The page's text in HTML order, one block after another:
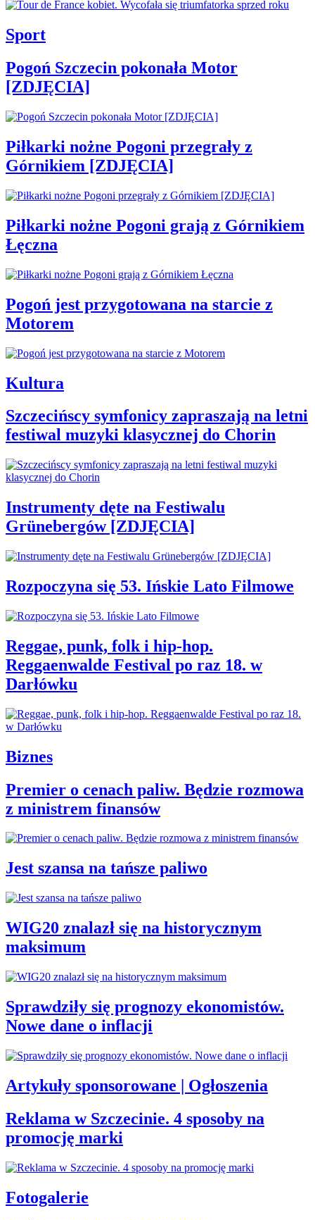
Sport
Pogoń Szczecin pokonała Motor
[ZDJĘCIA]
Piłkarki nożne Pogoni przegrały z
Górnikiem [ZDJĘCIA]
Piłkarki nożne Pogoni grają z Górnikiem
Łęczna
Pogoń jest przygotowana na starcie z
Motorem
Kultura
Szczecińscy symfonicy zapraszają na letni
festiwal muzyki klasycznej do Chorin
Instrumenty dęte na Festiwalu
Grünebergów [ZDJĘCIA]
Rozpoczyna się 53. Ińskie Lato Filmowe
Reggae, punk, folk i hip-hop.
Reggaenwalde Festival po raz 18. w
Darłówku
Biznes
Premier o cenach paliw. Będzie rozmowa
z ministrem finansów
Jest szansa na tańsze paliwo
WIG20 znalazł się na historycznym
maksimum
Sprawdziły się prognozy ekonomistów.
Nowe dane o inflacji
Artykuły sponsorowane | Ogłoszenia
Reklama w Szczecinie. 4 sposoby na
promocję marki
Fotogalerie